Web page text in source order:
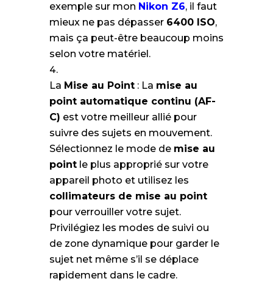
exemple sur mon Nikon Z6, il faut
mieux ne pas dépasser 6400 ISO,
mais ça peut-être beaucoup moins
selon votre matériel.
La Mise au Point: La mise au
point automatique continu (AF-
C) est votre meilleur allié pour
suivre des sujets en mouvement.
Sélectionnez le mode de mise au
pointle plus approprié sur votre
appareil photo et utilisez les
collimateurs de mise au point
pour verrouiller votre sujet.
Privilégiez les modes de suivi ou
de zone dynamique pour garder le
sujet net même s’il se déplace
rapidement dans le cadre.